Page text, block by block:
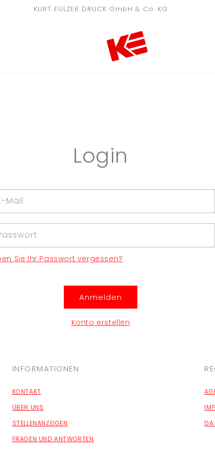
KURT EULZER DRUCK GmbH & Co. KG
Login
Mail
Sie Ihr Passwort vergessen?
Anmelden
Konto erstellen
INFORMATIONEN
KONTAKT
ÜBER UNS
STELLENANZEIGEN
FRAGEN UND ANTWORTEN